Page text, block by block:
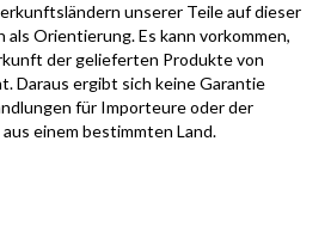
unserer Teile auf dieser
Orientierung. Es kann vorkommen,
der gelieferten Produkte von
Daraus ergibt sich keine Garantie
für Importeure oder der
einem bestimmten Land.